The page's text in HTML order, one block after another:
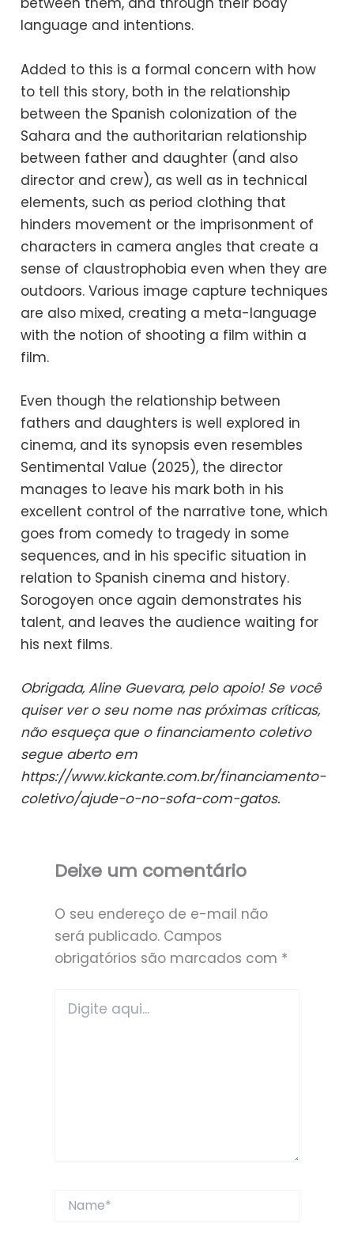
language and intentions.
Added to this is a formal concern with how
to tell this story, both in the relationship
between the Spanish colonization of the
Sahara and the authoritarian relationship
between father and daughter (and also
director and crew), as well as in technical
elements, such as period clothing that
hinders movement or the imprisonment of
characters in camera angles that create a
sense of claustrophobia even when they are
outdoors. Various image capture techniques
are also mixed, creating a meta-language
with the notion of shooting a film within a
film.
Even though the relationship between
fathers and daughters is well explored in
cinema, and its synopsis even resembles
Sentimental Value (2025), the director
manages to leave his mark both in his
excellent control of the narrative tone, which
goes from comedy to tragedy in some
sequences, and in his specific situation in
relation to Spanish cinema and history.
Sorogoyen once again demonstrates his
talent, and leaves the audience waiting for
his next films.
Obrigada, Aline Guevara, pelo apoio! Se você
quiser ver o seu nome nas próximas críticas,
não esqueça que o financiamento coletivo
segue aberto em
https://www.kickante.com.br/financiamento-
coletivo/ajude-o-no-sofa-com-gatos.
Deixe um comentário
O seu endereço de e-mail não
será publicado. Campos
obrigatórios são marcados com *
aqui...